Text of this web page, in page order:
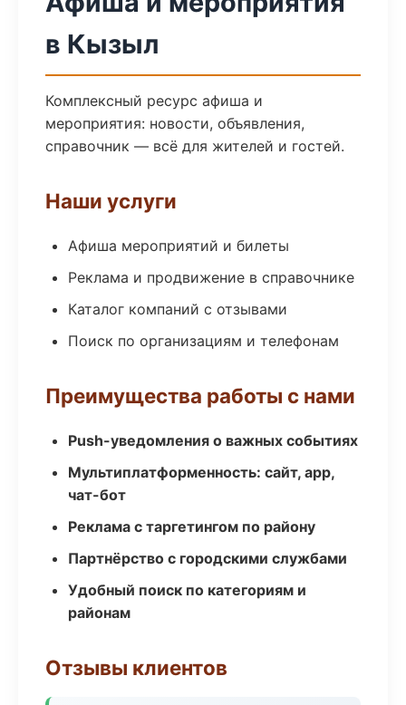
в Кызыл
Комплексный ресурс афиша и
мероприятия: новости, объявления,
справочник — всё для жителей и гостей.
Наши услуги
Афиша мероприятий и билеты
Реклама и продвижение в справочнике
Каталог компаний с отзывами
Поиск по организациям и телефонам
Преимущества работы с нами
Push-уведомления о важных событиях
Мультиплатформенность: сайт, app,
чат-бот
Реклама с таргетингом по району
Партнёрство с городскими службами
Удобный поиск по категориям и
районам
Отзывы клиентов